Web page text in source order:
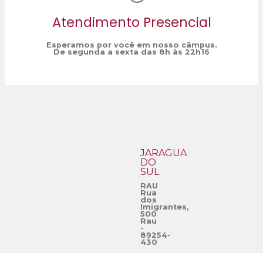
Atendimento Presencial
Esperamos por você em nosso câmpus.
De segunda a sexta das 8h às 22h16
JARAGUÁ
DO
SUL
RAU
Rua
dos
Imigrantes,
500
Rau
-
89254-
430